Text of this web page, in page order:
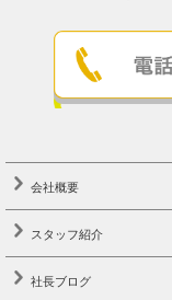
会社概要
スタッフ紹介
社長ブログ